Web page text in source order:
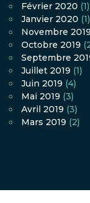
Février 2020 (1)
Janvier 2020 (1)
Novembre 2019
Octobre 2019
Septembre
Juillet 2019 (1)
Juin 2019 (4)
Mai 2019 (3)
Avril 2019 (3)
Mars 2019 (2)